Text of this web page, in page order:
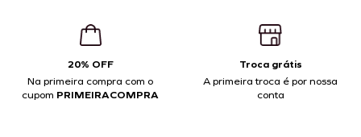
20% OFF
Na primeira compra com o
cupom PRIMEIRACOMPRA
Troca grátis
A primeira troca é por nossa
conta